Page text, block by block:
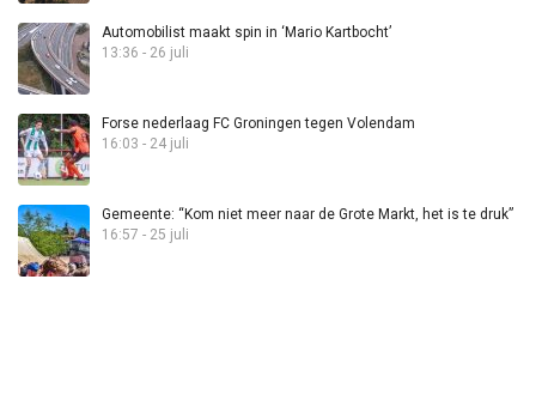
Automobilist maakt spin in ‘Mario Kartbocht’
13:36 - 26 juli
Forse nederlaag FC Groningen tegen Volendam
16:03 - 24 juli
Gemeente: “Kom niet meer naar de Grote Markt, het is te druk”
16:57 - 25 juli